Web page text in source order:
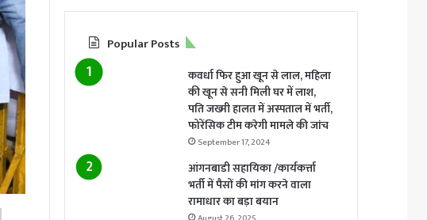
Popular Posts
कवर्धा फिर हुआ खून से लाल, महिला
की खून से सनी मिली घर में लाश,
पति जख्मी हालत में अस्पताल में भर्ती,
फोरेंसिक टीम करेगी मामले की जांच
September 17, 2024
आंगनबाडी सहायिका /कार्यकर्त्ता
भर्ती में पैसों की मांग करने वाला
रामाधार का बड़ा बयान